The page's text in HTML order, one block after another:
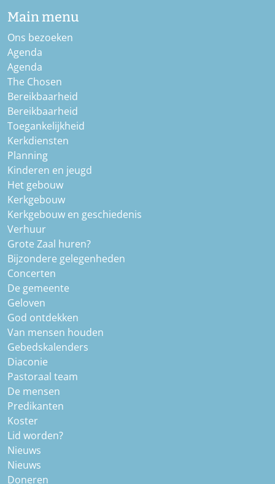
Main menu
Ons bezoeken
Agenda
Agenda
The Chosen
Bereikbaarheid
Bereikbaarheid
Toegankelijkheid
Kerkdiensten
Planning
Kinderen en jeugd
Het gebouw
Kerkgebouw
Kerkgebouw en geschiedenis
Verhuur
Grote Zaal huren?
Bijzondere gelegenheden
Concerten
De gemeente
Geloven
God ontdekken
Van mensen houden
Gebedskalenders
Diaconie
Pastoraal team
De mensen
Predikanten
Koster
Lid worden?
Nieuws
Nieuws
Doneren